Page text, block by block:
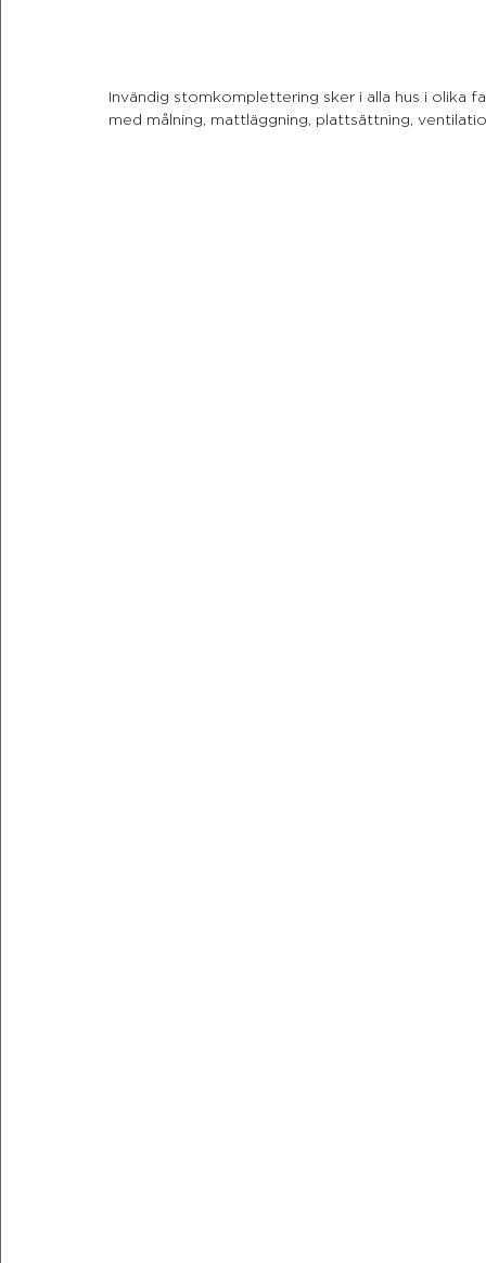
Invändig stomkomplettering sker i alla hus i olika
med målning, mattläggning, plattsättning,